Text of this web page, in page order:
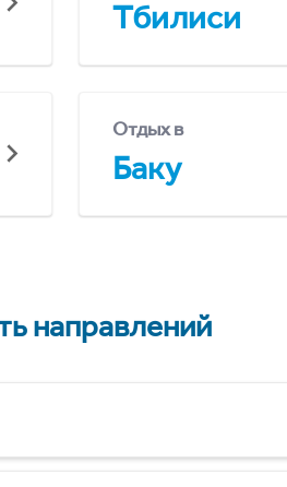
Тбилиси
Отдых в
Баку
направлений